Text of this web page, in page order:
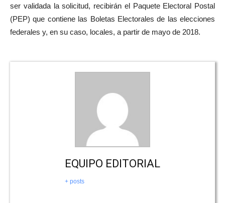
ser validada la solicitud, recibirán el Paquete Electoral Postal
(PEP) que contiene las Boletas Electorales de las elecciones
federales y, en su caso, locales, a partir de mayo de 2018.
EQUIPO EDITORIAL
+ posts